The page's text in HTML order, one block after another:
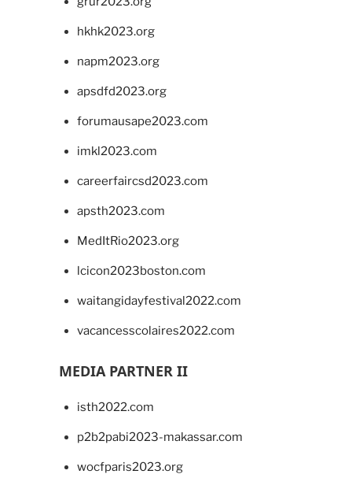
hkhk2023.org
napm2023.org
apsdfd2023.org
forumausape2023.com
imkl2023.com
careerfaircsd2023.com
apsth2023.com
MedItRio2023.org
lcicon2023boston.com
waitangidayfestival2022.com
vacancesscolaires2022.com
MEDIA PARTNER II
isth2022.com
p2b2pabi2023-makassar.com
wocfparis2023.org